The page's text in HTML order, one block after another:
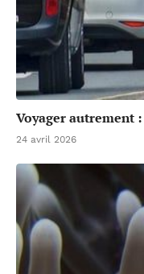
Voyager autrement
24 avril 2026